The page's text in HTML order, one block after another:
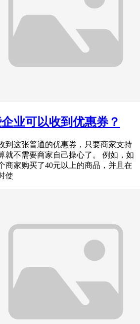
业可以收到优惠券？
到这张普通的优惠券，只要商家支持
就不需要商家自己操心了。 例如，如
商家购买了40元以上的商品，并且在
使